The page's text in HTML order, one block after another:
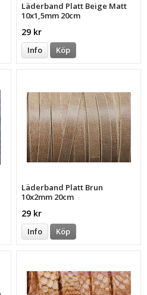
Läderband Platt Beige Matt
10x1,5mm 20cm
29 kr
Info Köp
Läderband Platt Brun
10x2mm 20cm
29 kr
Info Köp